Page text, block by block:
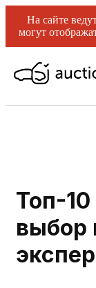
На сайте
могут
Топ-10
выбор